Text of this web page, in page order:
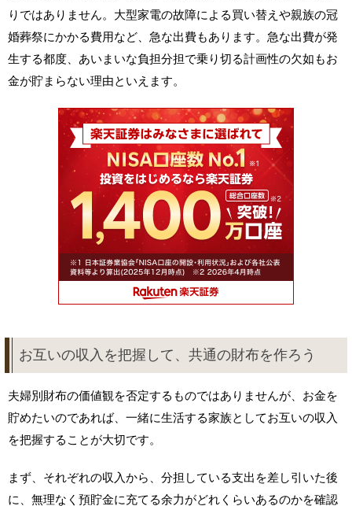
りではありません。大型家電の故障による買い替えや親族の冠
婚葬祭にかかる費用など、急な出費もあります。急な出費が発
生する都度、あいまいな負担分担で乗り切る計画性の欠如もお
金が貯まらない理由といえます。
お互いの収入を把握して、共通の財布を作ろう
夫婦別財布の価値観を否定するものではありませんが、お金を
貯めたいのであれば、一緒に生活する家族としてお互いの収入
を把握することが大切です。
まず、それぞれの収入から、分担している支出を差し引いた後
に、無理なく預貯金に充てる余力がどれくらいあるのかを確認